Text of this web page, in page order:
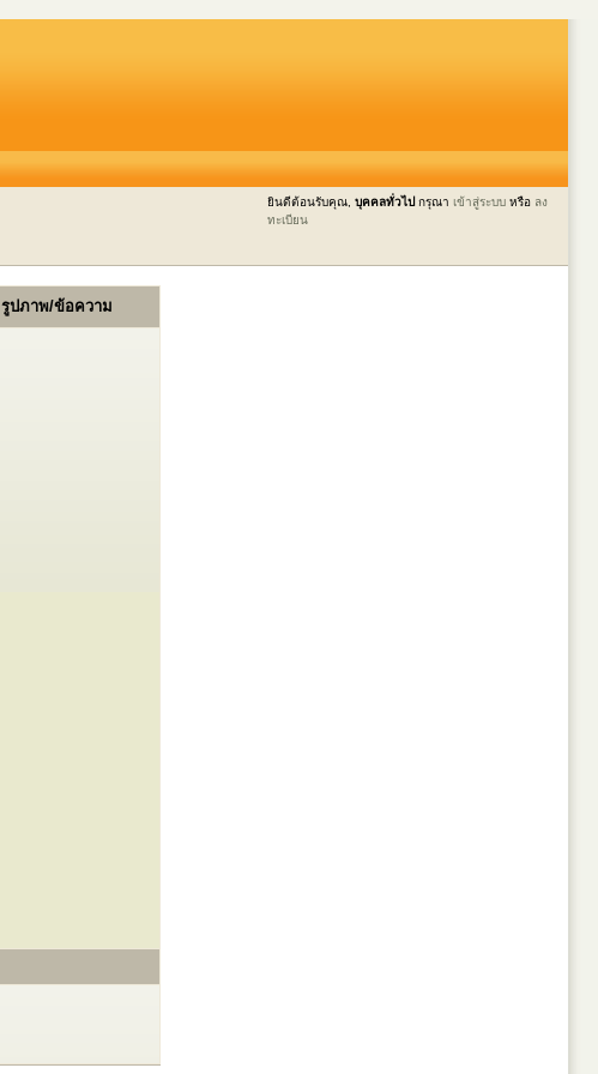
ยินดีต้อนรับคุณ, บุคคลทั่วไป กรุณา เข้าสู่ระบบ หรือ ลง
ทะเบียน
รูปภาพ/ข้อความ